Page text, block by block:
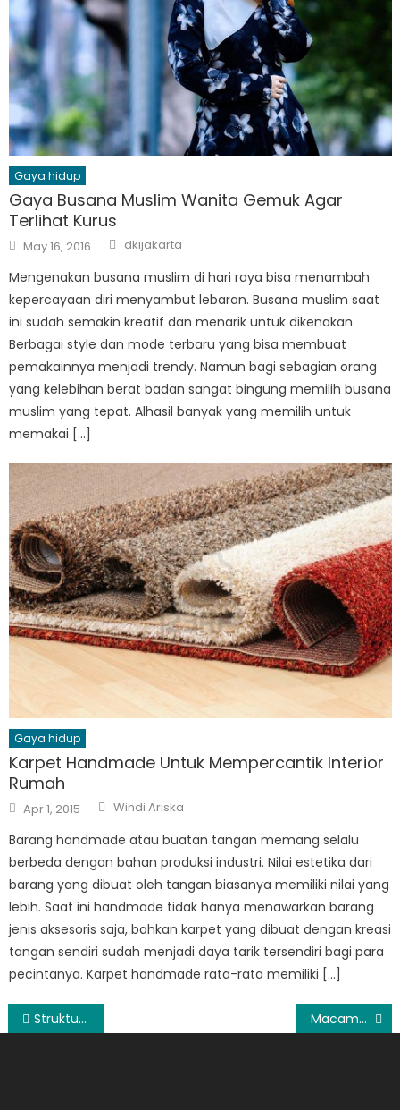
Gaya hidup
Gaya Busana Muslim Wanita Gemuk Agar
Terlihat Kurus
Posted
on
May 16, 2016 Author
dkijakarta
Mengenakan busana muslim di hari raya bisa menambah
kepercayaan diri menyambut lebaran. Busana muslim saat
ini sudah semakin kreatif dan menarik untuk dikenakan.
Berbagai style dan mode terbaru yang bisa membuat
pemakainnya menjadi trendy. Namun bagi sebagian orang
yang kelebihan berat badan sangat bingung memilih busana
muslim yang tepat. Alhasil banyak yang memilih untuk
memakai […]
Gaya hidup
Karpet Handmade Untuk Mempercantik Interior
Rumah
Posted
on
Apr 1, 2015 Author
Windi Ariska
Barang handmade atau buatan tangan memang selalu
berbeda dengan bahan produksi industri. Nilai estetika dari
barang yang dibuat oleh tangan biasanya memiliki nilai yang
lebih. Saat ini handmade tidak hanya menawarkan barang
jenis aksesoris saja, bahkan karpet yang dibuat dengan kreasi
tangan sendiri sudah menjadi daya tarik tersendiri bagi para
pecintanya. Karpet handmade rata-rata memiliki […]
Post
Struktur Surat Lamaran Pekerjaan Macam-macam Produksi Kerajinan Kulit Garut